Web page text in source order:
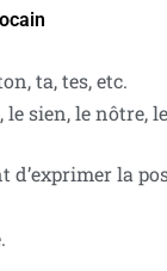
ta, tes, etc.
sien, le nôtre,
la